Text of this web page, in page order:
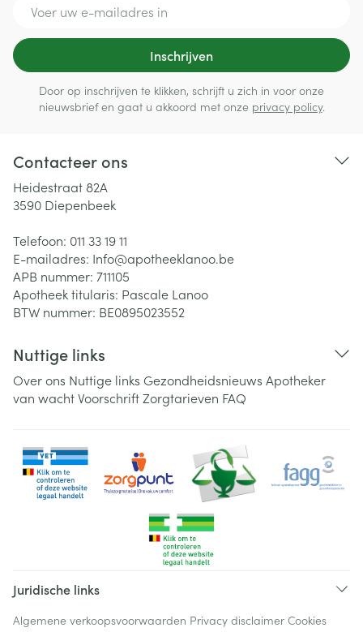
Inschrijven
Door op inschrijven te klikken, schrijft u zich in voor onze
nieuwsbrief en gaat u akkoord met onze privacy policy.
Contacteer ons
Heidestraat 82A
3590 Diepenbeek
Telefoon: 011 33 19 11
E-mailadres: Info@apotheeklanoo.be
APB nummer: 711105
Apotheek titularis: Pascale Lanoo
BTW nummer: BE0895023552
Nuttige links
Over ons Nuttige links Gezondheidsnieuws Apotheker
van wachtVoorschriftZorgtarieven FAQ
Juridische links
Algemene verkoopsvoorwaarden Privacy disclaimer Cookies